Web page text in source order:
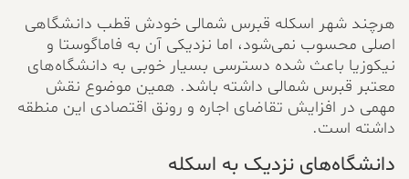
هرچند شهر اسکله قبرس شمالی خودش قطب دانشگاهی
اصلی محسوب نمی‌شود، اما نزدیکی آن به فاماگوستا و
نیکوزیا باعث شده دسترسی بسیار خوبی به دانشگاه‌های
معتبر قبرس شمالی داشته باشد. همین موضوع نقش
مهمی در افزایش تقاضای اجاره و رونق اقتصادی این منطقه
داشته است.
دانشگاه‌های نزدیک به اسکله